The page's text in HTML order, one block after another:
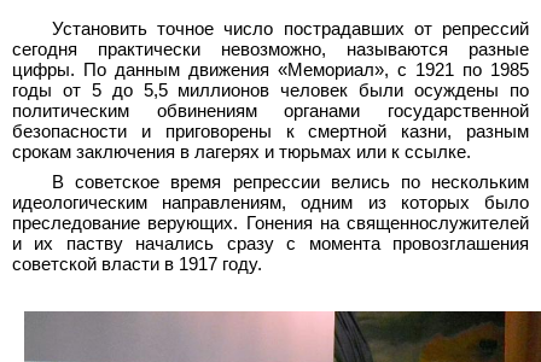
Установить точное число пострадавших от репрессий
сегодня практически невозможно, называются разные
цифры. По данным движения «Мемориал», с 1921 по 1985
годы от 5 до 5,5 миллионов человек были осуждены по
политическим обвинениям органами государственной
безопасности и приговорены к смертной казни, разным
срокам заключения в лагерях и тюрьмах или к ссылке.
В советское время репрессии велись по нескольким
идеологическим направлениям, одним из которых было
преследование верующих. Гонения на священнослужителей
и их паству начались сразу с момента провозглашения
советской власти в 1917 году.